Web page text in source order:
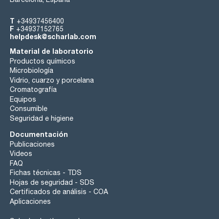
T +34937456400
F +34937152765
helpdesk@scharlab.com
Material de laboratorio
Productos químicos
Microbiología
Vidrio, cuarzo y porcelana
Cromatografía
Equipos
Consumible
Seguridad e higiene
Documentación
Publicaciones
Videos
FAQ
Fichas técnicas - TDS
Hojas de seguridad - SDS
Certificados de análisis - COA
Aplicaciones